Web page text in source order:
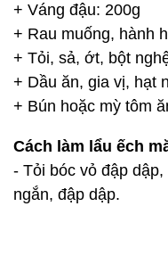
+ Váng đậu: 200g
+ Rau muống, hành
+ Tỏi, sả, ớt, bột
+ Dầu ăn, gia vị, hạt
+ Bún hoặc mỳ tôm
Cách làm lẩu ếch
- Tỏi bóc vỏ đập
ngắn, đập dập.